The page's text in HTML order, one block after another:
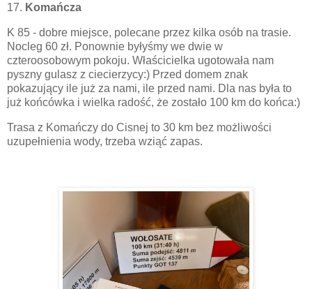
17. Komańcza
K 85 - dobre miejsce, polecane przez kilka osób na trasie.
Nocleg 60 zł. Ponownie byłyśmy we dwie w
czteroosobowym pokoju. Właścicielka ugotowała nam
pyszny gulasz z ciecierzycy:) Przed domem znak
pokazujący ile już za nami, ile przed nami. Dla nas była to
już końcówka i wielka radość, że zostało 100 km do końca:)
Trasa z Komańczy do Cisnej to 30 km bez możliwości
uzupełnienia wody, trzeba wziąć zapas.